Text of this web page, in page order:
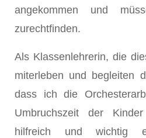
angekommen und
zurechtfinden.
Als Klassenlehrerin, die
miterleben und begleiten
dass ich die
Umbruchszeit der
hilfreich und wichtig